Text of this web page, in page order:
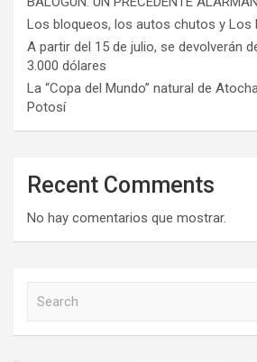
Los bloqueos, los autos chutos y Los
A partir del 15 de julio, se devolverán
3.000 dólares
La “Copa del Mundo” natural de
Potosí
Recent Comments
No hay comentarios que mostrar.